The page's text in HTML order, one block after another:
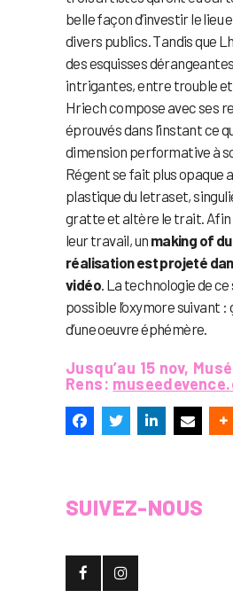
belle façon d’investir le lieu
divers publics. Tandis que
des esquisses
intrigantes, entre trouble
Hriech compose avec ses
éprouvés dans l’instant ce
dimension performative à
Régent se fait plus opaque
plastique du letraset,
gratte et altère le trait. Afin
leur travail, un making of
réalisation est projeté
vidéo. La technologie de
possible l’oxymore suivant
d’une oeuvre éphémère.
Jusqu’au 15 nov,
Rens:
SUIVEZ-NOUS